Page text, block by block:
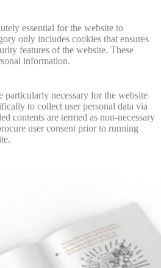
essential for the website to
only includes cookies that ensures
features of the website. These
information.
particularly necessary for the website
to collect user personal data via
contents are termed as non-necessary
user consent prior to running